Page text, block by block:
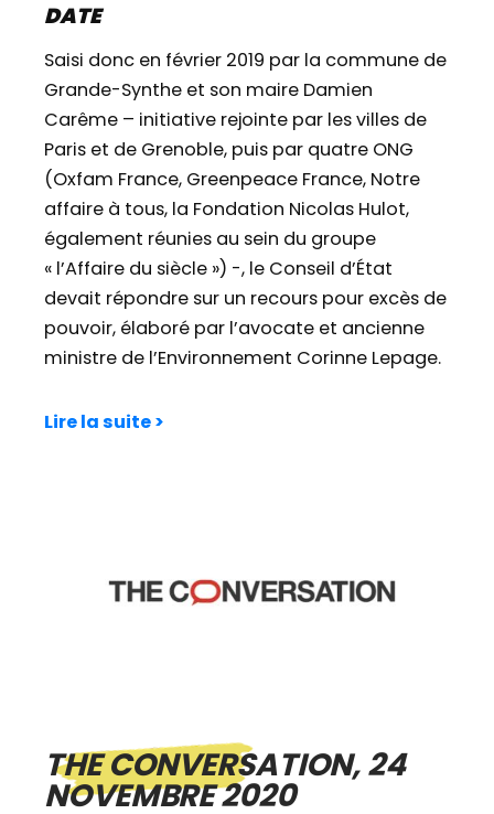
DATE
Saisi donc en février 2019 par la commune de
Grande-Synthe et son maire Damien
Carême – initiative rejointe par les villes de
Paris et de Grenoble, puis par quatre ONG
(Oxfam France, Greenpeace France, Notre
affaire à tous, la Fondation Nicolas Hulot,
également réunies au sein du groupe
« l’Affaire du siècle ») -, le Conseil d’État
devait répondre sur un recours pour excès de
pouvoir, élaboré par l’avocate et ancienne
ministre de l’Environnement Corinne Lepage.
Lire la suite >
THE CONVERSATION, 24
NOVEMBRE 2020